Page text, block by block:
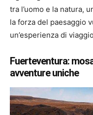
tra l’uomo e la natura,
la forza del paesaggio
un’esperienza di
Fuerteventura:
avventure uniche